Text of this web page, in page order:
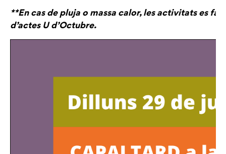
**En cas de pluja o massa calor, les activitats es
d’actes U d’Octubre.